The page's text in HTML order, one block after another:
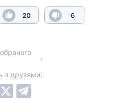
20 6
з друзями: